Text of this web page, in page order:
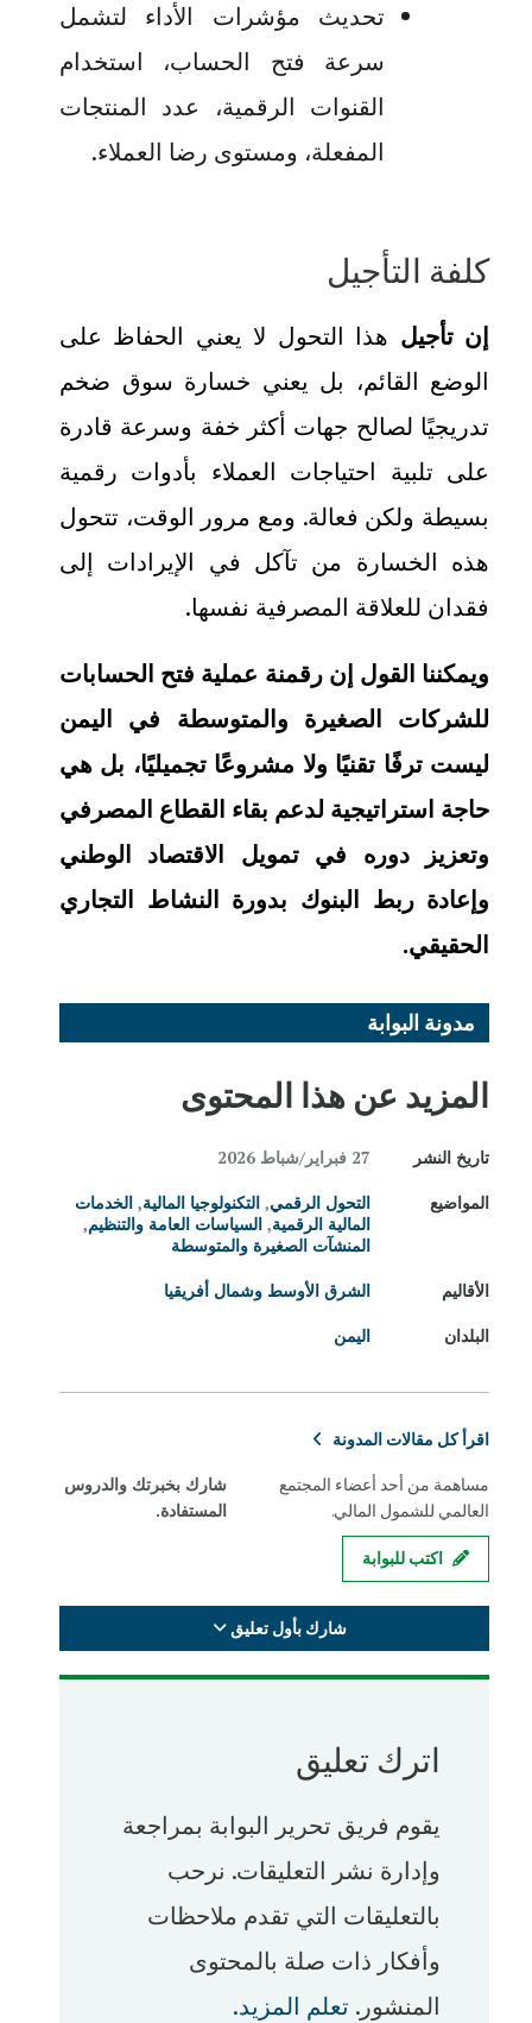
تحديث مؤشرات الأداء لتشمل
سرعة فتح الحساب، استخدام
القنوات الرقمية، عدد المنتجات
المفعلة، ومستوى رضا العملاء.
كلفة التأجيل
إن تأجيلهذا التحول لا يعني الحفاظ على
الوضع القائم، بل يعني خسارة سوق ضخم
تدريجيًا لصالح جهات أكثر خفة وسرعة قادرة
على تلبية احتياجات العملاء بأدوات رقمية
بسيطة ولكن فعالة. ومع مرور الوقت، تتحول
هذه الخسارة من تآكل في الإيرادات إلى
فقدان للعلاقة المصرفية نفسها.
ويمكننا القول إن رقمنة عملية فتح الحسابات
للشركات الصغيرة والمتوسطة في اليمن
ليست ترفًا تقنيًا ولا مشروعًا تجميليًا، بل هي
حاجة استراتيجية لدعم بقاء القطاع المصرفي
وتعزيز دوره في تمويل الاقتصاد الوطني
وإعادة ربط البنوك بدورة النشاط التجاري
الحقيقي.
مدونة البوابة
المزيد عن هذا المحتوى
تاريخ النشر
27 فبراير/شباط 2026
المواضيع
التحول الرقمي,التكنولوجيا المالية,الخدمات
المالية الرقمية,السياسات العامة والتنظيم,
المنشآت الصغيرة والمتوسطة
الأقاليم
الشرق الأوسط وشمال أفريقيا
البلدان
اليمن
اقرأ كل مقالات المدونة
مساهمة من أحد أعضاء المجتمع
العالمي للشمول المالي.
شارك بخبرتك والدروس
المستفادة.
اكتب للبوابة
شارك بأول تعليق
اترك تعليق
يقوم فريق تحرير البوابة بمراجعة
وإدارة نشر التعليقات. نرحب
بالتعليقات التي تقدم ملاحظات
وأفكار ذات صلة بالمحتوى
المنشور.تعلم المزيد.